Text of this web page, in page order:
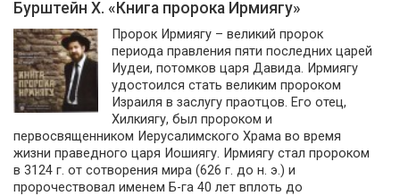
Бурштейн Х. «Книга пророка Ирмиягу»
Пророк Ирмиягу – великий пророк
периода правления пяти последних царей
Иудеи, потомков царя Давида. Ирмиягу
удостоился стать великим пророком
Израиля в заслугу праотцов. Его отец,
Хилкиягу, был пророком и
первосвященником Иерусалимского Храма во время
жизни праведного царя Иошиягу. Ирмиягу стал пророком
в 3124 г. от сотворения мира (626 г. до н. э.) и
пророчествовал именем Б-га 40 лет вплоть до